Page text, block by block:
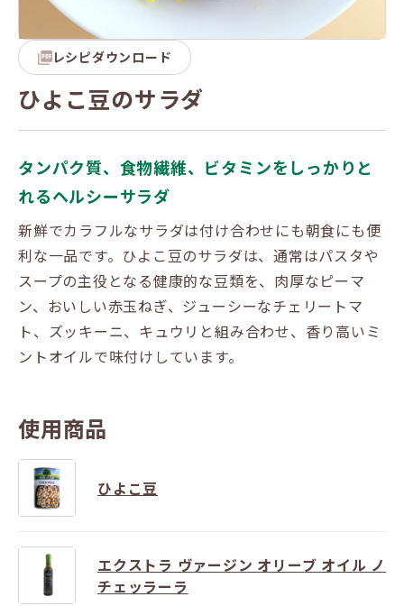
レシピダウンロード
ひよこ豆のサラダ
タンパク質、食物繊維、ビタミンをしっかりと
れるヘルシーサラダ
新鮮でカラフルなサラダは付け合わせにも朝食にも便
利な一品です。ひよこ豆のサラダは、通常はパスタや
スープの主役となる健康的な豆類を、肉厚なピーマ
ン、おいしい赤玉ねぎ、ジューシーなチェリートマ
ト、ズッキーニ、キュウリと組み合わせ、香り高いミ
ントオイルで味付けしています。
使用商品
ひよこ豆
エクストラ ヴァージン オリーブ オイル ノ
チェッラーラ